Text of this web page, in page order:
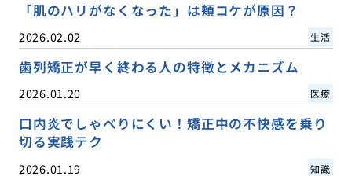
「肌のハリがなくなった」は頬コケが原因？
2026.02.02 生活
歯列矯正が早く終わる人の特徴とメカニズム
2026.01.20 医療
口内炎でしゃべりにくい！矯正中の不快感を乗り
切る実践テク
2026.01.19 知識